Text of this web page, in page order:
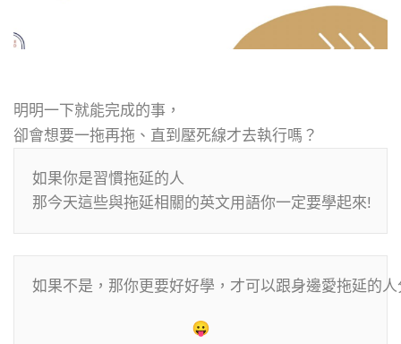
明明一下就能完成的事，
卻會想要一拖再拖、直到壓死線才去執行嗎？
如果你是習慣拖延的人
那今天這些與拖延相關的英文用語你一定要學起來!
如果不是，那你更要好好學，才可以跟身邊愛拖延的